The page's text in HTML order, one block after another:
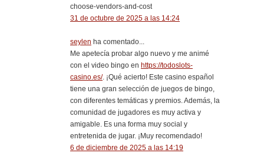
choose-vendors-and-cost
31 de octubre de 2025 a las 14:24
seylen ha comentado...
Me apetecía probar algo nuevo y me animé
con el video bingo en https://todoslots-
casino.es/. ¡Qué acierto! Este casino español
tiene una gran selección de juegos de bingo,
con diferentes temáticas y premios. Además, la
comunidad de jugadores es muy activa y
amigable. Es una forma muy social y
entretenida de jugar. ¡Muy recomendado!
6 de diciembre de 2025 a las 14:19